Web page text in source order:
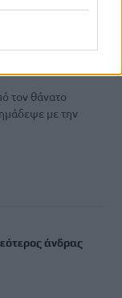
τον θάνατο
με την
άνδρας